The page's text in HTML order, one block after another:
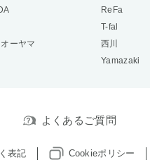
ReFa
T-fal
ーヤマ
西川
Yamazaki
よくあるご質問
表記 Cookieポリシー